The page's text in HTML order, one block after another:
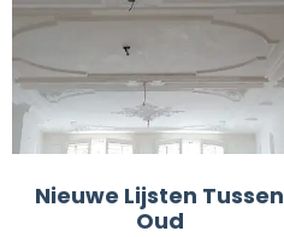
Nieuwe Lijsten Tussen
Oud